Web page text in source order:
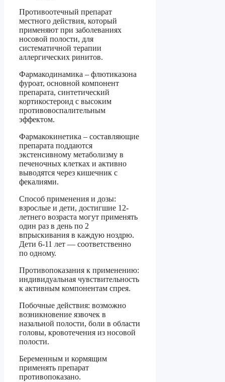
Противоотечный препарат
местного действия, который
применяют при заболеваниях
носовой полости, для
систематичной терапии
аллергических ринитов.
Фармакодинамика – флютиказона
фуроат, основной компонент
препарата, синтетический
кортикостероид с высоким
противовоспалительным
эффектом.
Фармакокинетика – составляющие
препарата поддаются
экстенсивному метаболизму в
печеночных клетках и активно
выводятся через кишечник с
фекалиями.
Способ применения и дозы:
взрослые и дети, достигшие 12-
летнего возраста могут применять
один раз в день по 2
впрыскивания в каждую ноздрю.
Дети 6-11 лет — соответственно
по одному.
Противопоказания к применению:
индивидуальная чувствительность
к активным компонентам спрея.
Побочные действия: возможно
возникновение язвочек в
назальной полости, боли в области
головы, кровотечения из носовой
полости.
Беременным и кормящим
применять препарат
противопоказано.